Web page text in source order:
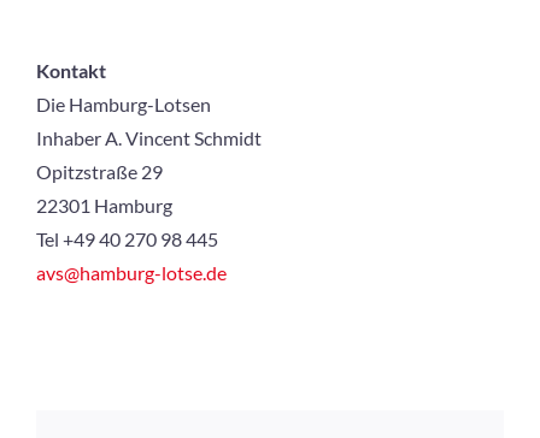
Kontakt
Die Hamburg-Lotsen
Inhaber A. Vincent Schmidt
Opitzstraße 29
22301 Hamburg
Tel +49 40 270 98 445
avs@hamburg-lotse.de